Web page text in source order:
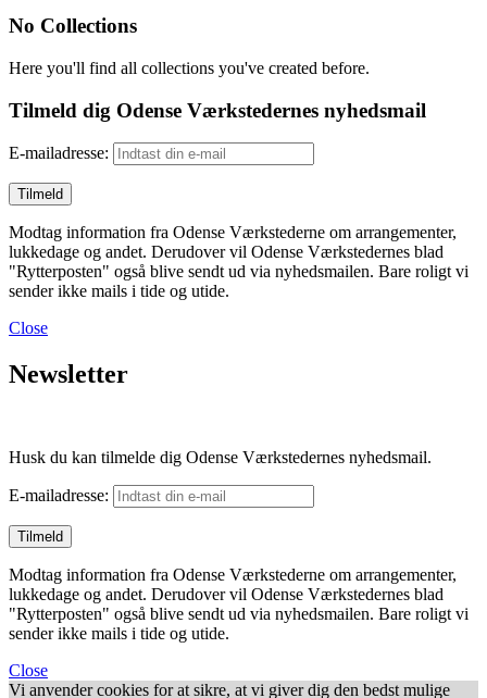
No Collections
Here you'll find all collections you've created before.
Tilmeld dig Odense Værkstedernes nyhedsmail
E-mailadresse:
Modtag information fra Odense Værkstederne om arrangementer,
lukkedage og andet. Derudover vil Odense Værkstedernes blad
"Rytterposten" også blive sendt ud via nyhedsmailen. Bare roligt vi
sender ikke mails i tide og utide.
Close
Newsletter
Husk du kan tilmelde dig Odense Værkstedernes nyhedsmail.
E-mailadresse:
Modtag information fra Odense Værkstederne om arrangementer,
lukkedage og andet. Derudover vil Odense Værkstedernes blad
"Rytterposten" også blive sendt ud via nyhedsmailen. Bare roligt vi
sender ikke mails i tide og utide.
Close
Vi anvender cookies for at sikre, at vi giver dig den bedst mulige